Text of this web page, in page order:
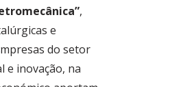
,
e
do setor
e inovação, na